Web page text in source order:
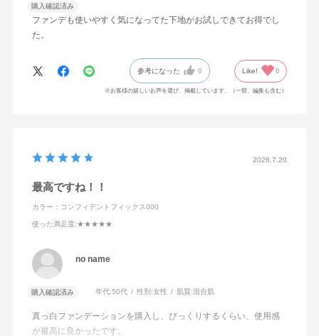
果実油・カニナバラ果実油・ゴマ種子油・サフラワー油・
クリル酸エチルヘキシル／メタクリル酸ジメチコン）コポ
リマー・ジステアルジモニウムヘクトライト・ジメチコ
ン酸ポリグリセリル－10・含水シリカ・水酸化Al・フェノ
酸化亜鉛・酸化鉄
購入確認済み
ファンデも使いやすく気になってた下地がお試しできてお得でし
た。
参考になった 0 Like! 0
※お客様の嬉しいお声を選び、掲載しています。（一部、編集も含む）
2026.7.20
最高ですね！！
カラー：コンフィデントフィックス000
使った満足度:★★★★★
no name
購入確認済み 年代:50代 性別:女性 肌質:混合肌
真っ白ファンデーションを購入し、びっくりするくらい、使用感
が最高に良かったです。